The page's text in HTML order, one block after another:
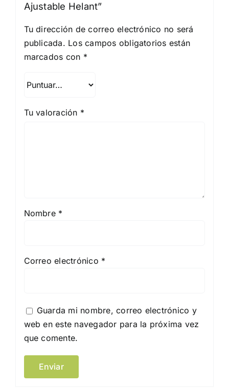
Ajustable Helant”
Tu dirección de correo electrónico no será
publicada. Los campos obligatorios están
marcados con *
Tu valoración *
Nombre *
Correo electrónico *
Guarda mi nombre, correo electrónico y
web en este navegador para la próxima vez
que comente.